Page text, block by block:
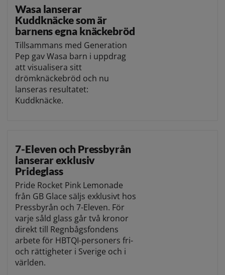
Wasa lanserar
Kuddknäcke som är
barnens egna knäckebröd
Tillsammans med Generation
Pep gav Wasa barn i uppdrag
att visualisera sitt
drömknäckebröd och nu
lanseras resultatet:
Kuddknäcke.
7-Eleven och Pressbyrån
lanserar exklusiv
Prideglass
Pride Rocket Pink Lemonade
från GB Glace säljs exklusivt hos
Pressbyrån och 7-Eleven. För
varje såld glass går två kronor
direkt till Regnbågsfondens
arbete för HBTQI-personers fri-
och rättigheter i Sverige och i
världen.